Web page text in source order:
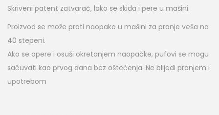
Skriveni patent zatvarač, lako se skida i pere u mašini.
Proizvod se može prati naopako u mašini za pranje veša na
40 stepeni.
Ako se opere i osuši okretanjem naopačke, pufovi se mogu
sačuvati kao prvog dana bez oštećenja. Ne blijedi pranjem i
upotrebom